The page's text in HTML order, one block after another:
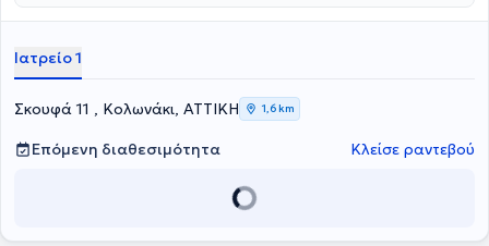
Θεσσαλονίκης (Α.Π.Θ.) το 2007 και ειδικεύτηκε στην
Ευαγγελισμός», αποκτώντας σημαντική εμπειρία σε
ενδοκρινολογικά περιστατικά. Μετά την ολοκλήρωση της
υποχρεωτικής Υπηρεσίας Υπαίθρου ακολούθησε η ολοκλήρωση του
γενικού μέρους τη ειδικότητας της Παθολογίας στο Γ.Ν. Βόλου κατά
τα έτη 2010 έως 2012 με συμμετοχή στις εργασίες της κλινικής και
το πρόγραμμα καθημερινής γενικής εφημερίας του
στο NHS (Εθνικό Σύστημα Υγείας) του Ηνωμένου Βασιλείου της
Ιατρείο 1
Σκουφά 11 , Κολωνάκι, ΑΤΤΙΚΗ 1,6 km
Επόμενη διαθεσιμότητα Κλείσε ραντεβού